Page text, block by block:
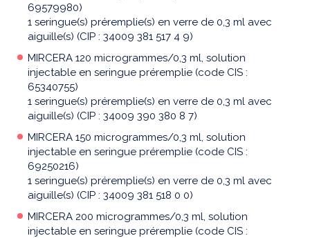
69579980)
1 seringue(s) préremplie(s) en verre de 0,3 ml avec
aiguille(s) (CIP : 34009 381 517 4 9)
MIRCERA 120 microgrammes/0,3 ml, solution
injectable en seringue préremplie (code CIS :
65340755)
1 seringue(s) préremplie(s) en verre de 0,3 ml avec
aiguille(s) (CIP : 34009 390 380 8 7)
MIRCERA 150 microgrammes/0,3 ml, solution
injectable en seringue préremplie (code CIS :
69250216)
1 seringue(s) préremplie(s) en verre de 0,3 ml avec
aiguille(s) (CIP : 34009 381 518 0 0)
MIRCERA 200 microgrammes/0,3 ml, solution
injectable en seringue préremplie (code CIS :